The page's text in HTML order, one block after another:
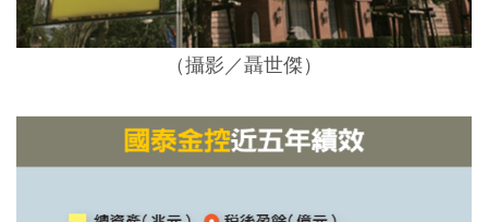
（攝影／聶世傑）